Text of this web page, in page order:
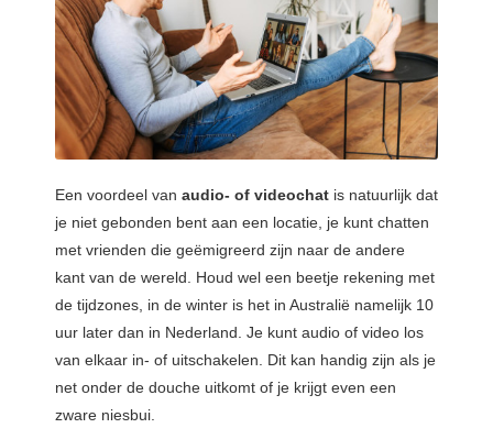
Een voordeel van audio- of videochat is natuurlijk dat
je niet gebonden bent aan een locatie, je kunt chatten
met vrienden die geëmigreerd zijn naar de andere
kant van de wereld. Houd wel een beetje rekening met
de tijdzones, in de winter is het in Australië namelijk 10
uur later dan in Nederland. Je kunt audio of video los
van elkaar in- of uitschakelen. Dit kan handig zijn als je
net onder de douche uitkomt of je krijgt even een
zware niesbui.